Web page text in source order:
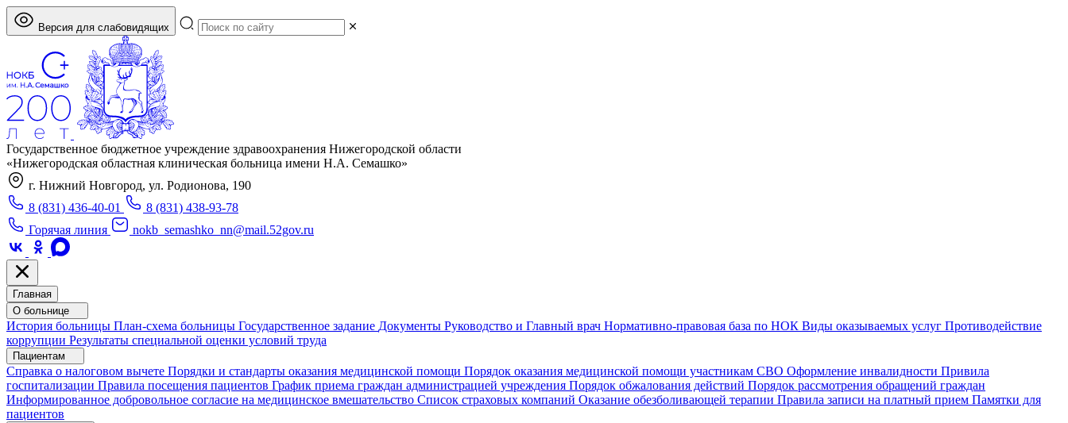
Версия для слабовидящих
Государственное бюджетное учреждение здравоохранения Нижегородской области
«Нижегородская областная клиническая больница имени Н.А. Семашко»
г. Нижний Новгород, ул. Родионова, 190
8 (831) 436-40-01
8 (831) 438-93-78
Горячая линия
nokb_semashko_nn@mail.52gov.ru
Главная
О больнице
История больницы План-схема больницы Государственное задание Документы Руководство и Главный врач Нормативно-правовая база по НОК Виды оказываемых услуг Противодействие
коррупции Результаты специальной оценки условий труда
Пациентам
Справка о налоговом вычете Порядки и стандарты оказания медицинской помощи Порядок оказания медицинской помощи участникам СВО Оформление инвалидности Привила
госпитализации Правила посещения пациентов График приема граждан администрацией учреждения Порядок обжалования действий Порядок рассмотрения обращений граждан
Информированное добровольное согласие на медицинское вмешательство Список страховых компаний Оказание обезболивающей терапии Правила записи на платный прием Памятки для
пациентов